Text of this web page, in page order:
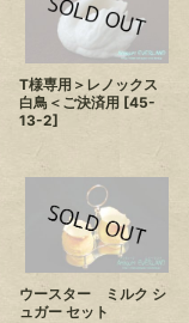
T様専用＞レノックス
白鳥＜ご決済用 [45-
13-2]
ウースター ミルク シ
ュガー セット